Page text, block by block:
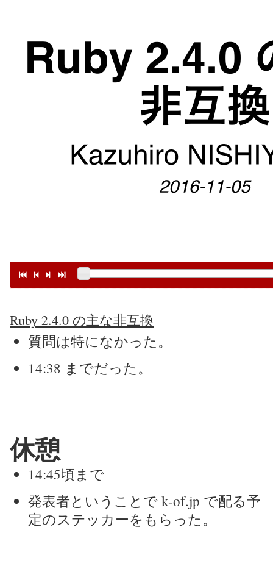
Ruby 2.4.0 の主な非互換
質問は特になかった。
14:38 までだった。
休憩
14:45頃まで
発表者ということで k-of.jp で配る予
定のステッカーをもらった。